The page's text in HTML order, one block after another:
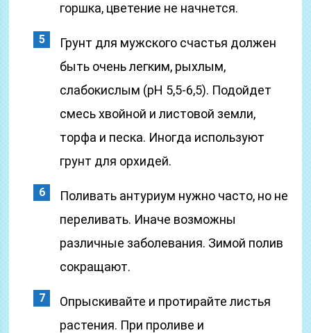
горшка, цветение не начнется.
Грунт для мужского счастья должен
быть очень легким, рыхлым,
слабокислым (pH 5,5-6,5). Подойдет
смесь хвойной и листовой земли,
торфа и песка. Иногда используют
грунт для орхидей.
Поливать антуриум нужно часто, но не
переливать. Иначе возможны
различные заболевания. Зимой полив
сокращают.
Опрыскивайте и протирайте листья
растения. При проливе и